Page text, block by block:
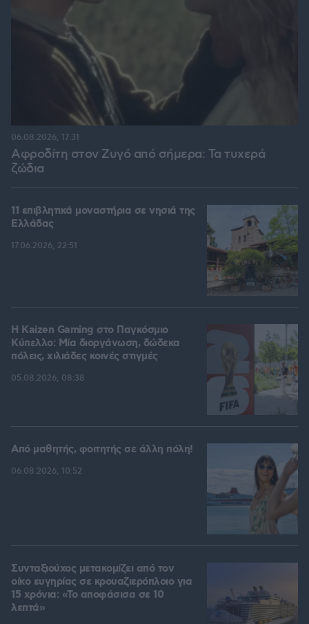
Αφροδίτη στον Ζυγό από σήμερα: Τα τυχερά
ζώδια
06.08.2026, 17:31
11 επιβλητικά μοναστήρια σε νησιά της
Ελλάδας
17.06.2026, 22:51
H Kaizen Gaming στο Παγκόσμιο
Kύπελλο: Μία διοργάνωση, δώδεκα
πόλεις, χιλιάδες κοινές στιγμές
05.08.2026, 08:38
Από μαθητής, φοιτητής σε άλλη πόλη!
06.08.2026, 10:52
Συνταξιούχος μετακομίζει από τον
οίκο ευγηρίας σε κρουαζιερόπλοιο για
15 χρόνια: «Το αποφάσισα σε 10
λεπτά»